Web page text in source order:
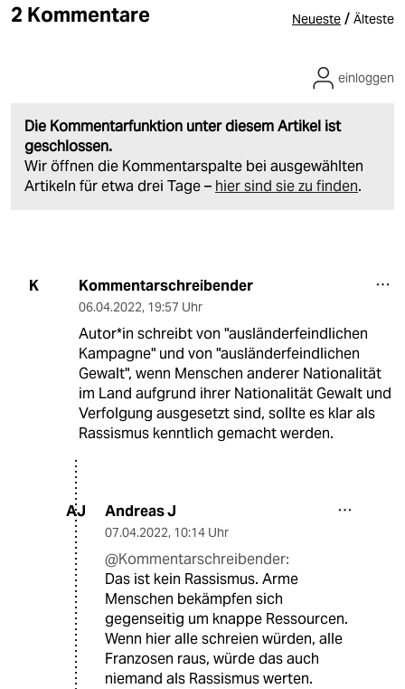
2 Kommentare Neueste / Älteste
Die Kommentarfunktion unter diesem Artikel ist
geschlossen.
Wir öffnen die Kommentarspalte bei ausgewählten
Artikeln für etwa drei Tage – hier sind sie zu finden.
einloggen
K Kommentarschreibender
06.04.2022, 19:57 Uhr
Autor*in schreibt von "ausländerfeindlichen
Kampagne" und von "ausländerfeindlichen
Gewalt", wenn Menschen anderer Nationalität
im Land aufgrund ihrer Nationalität Gewalt und
Verfolgung ausgesetzt sind, sollte es klar als
Rassismus kenntlich gemacht werden.
AJ Andreas J
07.04.2022, 10:14 Uhr
@Kommentarschreibender:
Das ist kein Rassismus. Arme
Menschen bekämpfen sich
gegenseitig um knappe Ressourcen.
Wenn hier alle schreien würden, alle
Franzosen raus, würde das auch
niemand als Rassismus werten.